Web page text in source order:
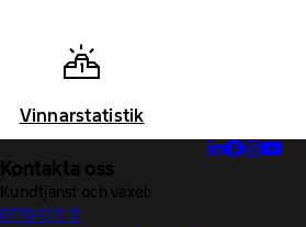
Vinnarstatistik
Kontakta oss
Kundtjänst och växel:
0770-11 11 11